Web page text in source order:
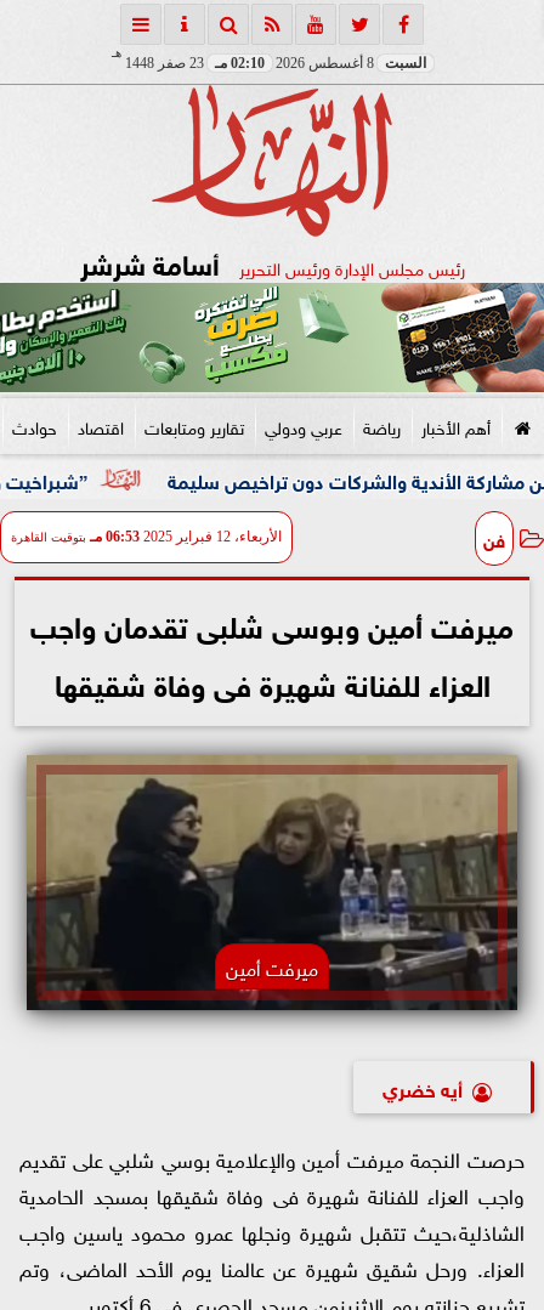
السبت 8 أغسطس 2026 02:10 مـ 23 صفر 1448
هـ
رئيس مجلس الإدارة ورئيس التحرير أسامة شرشر
أهم الأخبار رياضة عربي ودولي تقارير ومتابعات اقتصاد حوادث
”شبراخيت وبدر” ضمن أفضل 10 وحدات محلية على مستوى الجمهورية بالدورة والشركات دون تراخيص سليمة
فن الأربعاء، 12 فبراير 2025 06:53 مـ بتوقيت القاهرة
ميرفت أمين وبوسى شلبى تقدمان واجب
العزاء للفنانة شهيرة فى وفاة شقيقها
ميرفت أمين
أيه خضري
حرصت النجمة ميرفت أمين والإعلامية بوسي شلبيعلى تقديم
واجب العزاء للفنانة شهيرة فى وفاة شقيقها بمسجد الحامدية
الشاذلية،حيث تتقبل شهيرة ونجلها عمرو محمود ياسين واجب
العزاء. ورحل شقيق شهيرة عن عالمنا يوم الأحد الماضى، وتم
تشييعجنازته يوم الاثنينمن مسجد الحصرىفى6 أكتوبر.